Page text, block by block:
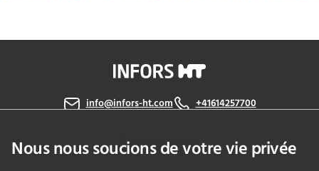
Nous nous soucions de votre vie privée
info@infors-ht.com +41614257700
Contactez-nous